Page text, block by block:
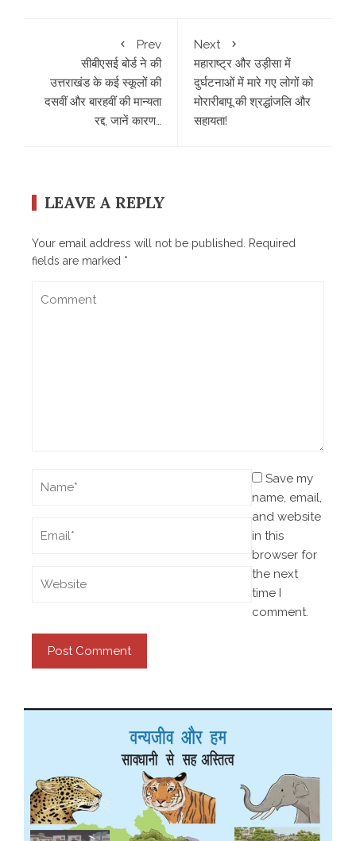
Prev
सीबीएसई बोर्ड ने की
उत्तराखंड के कई स्कूलों की
दसवीं और बारहवीं की मान्यता
रद्द, जानें कारण…
Next
महाराष्ट्र और उड़ीसा में
दुर्घटनाओं में मारे गए लोगों को
मोरारीबापू की श्रद्धांजलि और
सहायता!
LEAVE A REPLY
Your email address will not be published.
Required
fields are marked *
Save my
name, email,
and website
in this
browser for
the next
time I
comment.